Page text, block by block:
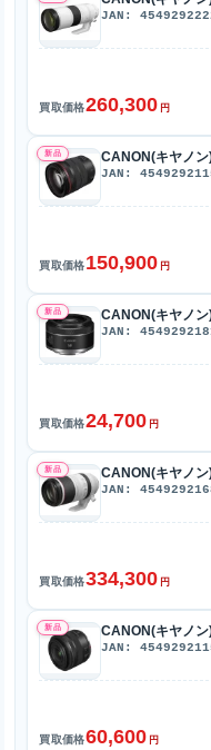
JAN:
買取価格260,300 円
新品 CANON(キヤノ
JAN:
買取価格150,900 円
新品 CANON(キヤノ
JAN:
買取価格24,700 円
新品 CANON(キヤノ
JAN:
買取価格334,300 円
新品 CANON(キヤノ
JAN:
買取価格60,600 円